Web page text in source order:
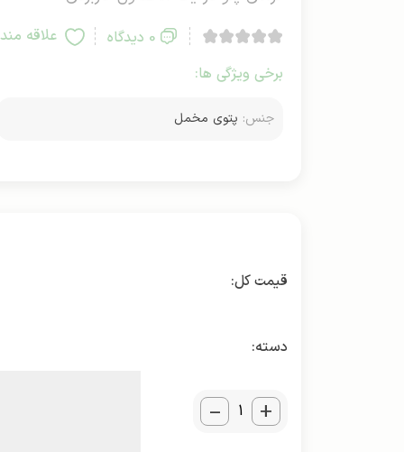
0 دیدگاه
علاقه
برخی ویژگی ها:
جنس: پتوی مخمل
دسته:
_ +